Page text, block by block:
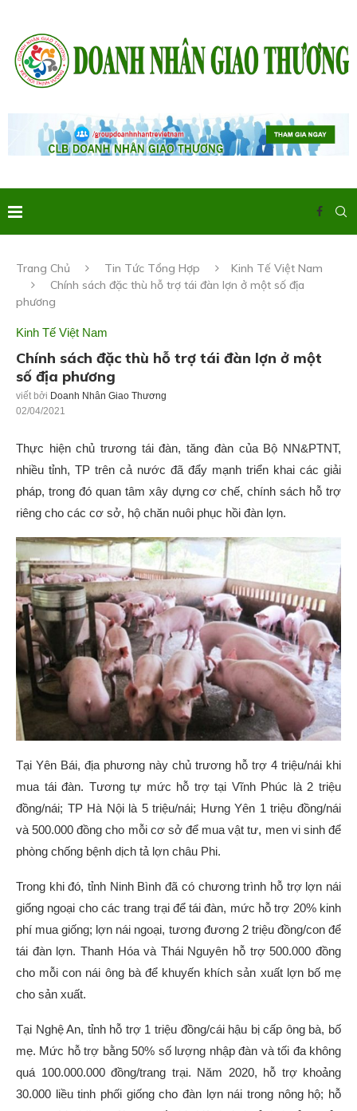
Trang Chủ Tin Tức Tổng Hợp
Kinh Tế Việt Nam
Chính sách đặc thù hỗ trợ tái đàn lợn ở một số địa
phương
Kinh Tế Việt Nam
Chính sách đặc thù hỗ trợ tái đàn lợn ở một
số địa phương
viết bởi Doanh Nhân Giao Thương
02/04/2021
Thực hiện chủ trương tái đàn, tăng đàn của Bộ NN&PTNT,
nhiều tỉnh, TP trên cả nước đã đẩy mạnh triển khai các giải
pháp, trong đó quan tâm xây dựng cơ chế, chính sách hỗ trợ
riêng cho các cơ sở, hộ chăn nuôi phục hồi đàn lợn.
Tại Yên Bái, địa phương này chủ trương hỗ trợ 4 triệu/nái khi
mua tái đàn. Tương tự mức hỗ trợ tại Vĩnh Phúc là 2 triệu
đồng/nái; TP Hà Nội là 5 triệu/nái; Hưng Yên 1 triệu đồng/nái
và 500.000 đồng cho mỗi cơ sở để mua vật tư, men vi sinh để
phòng chống bệnh dịch tả lợn châu Phi.
Trong khi đó, tỉnh Ninh Bình đã có chương trình hỗ trợ lợn nái
giống ngoại cho các trang trại để tái đàn, mức hỗ trợ 20% kinh
phí mua giống; lợn nái ngoại, tương đương 2 triệu đồng/con để
tái đàn lợn. Thanh Hóa và Thái Nguyên hỗ trợ 500.000 đồng
cho mỗi con nái ông bà để khuyến khích sản xuất lợn bố mẹ
cho sản xuất.
Tại Nghệ An, tỉnh hỗ trợ 1 triệu đồng/cái hậu bị cấp ông bà, bố
mẹ. Mức hỗ trợ bằng 50% số lượng nhập đàn và tối đa không
quá 100.000.000 đồng/trang trại. Năm 2020, hỗ trợ khoảng
30.000 liều tinh phối giống cho đàn lợn nái trong nông hộ; hỗ